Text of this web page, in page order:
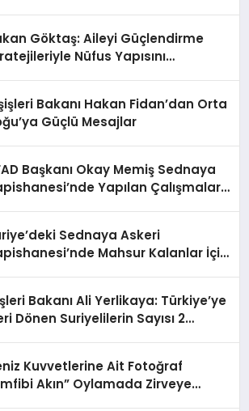
Göktaş: Aileyi Güçlendirme
Nüfus Yapısını
Bakanı Hakan Fidan’dan Orta
Güçlü Mesajlar
Başkanı Okay Memiş Sednaya
Yapılan Çalışmaları
Sednaya Askeri
Mahsur Kalanlar İçin
Bakanı Ali Yerlikaya: Türkiye’ye
Dönen Suriyelilerin Sayısı 2
Kuvvetlerine Ait Fotoğraf
Akın” Oylamada Zirveye